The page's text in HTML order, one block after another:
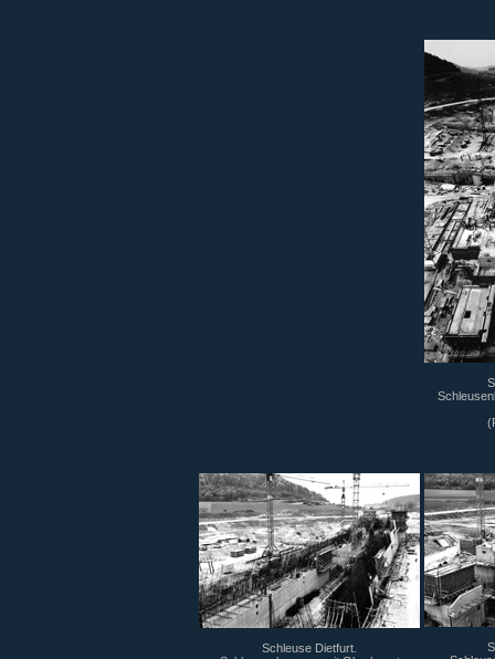
Schleuse Dietfurt.